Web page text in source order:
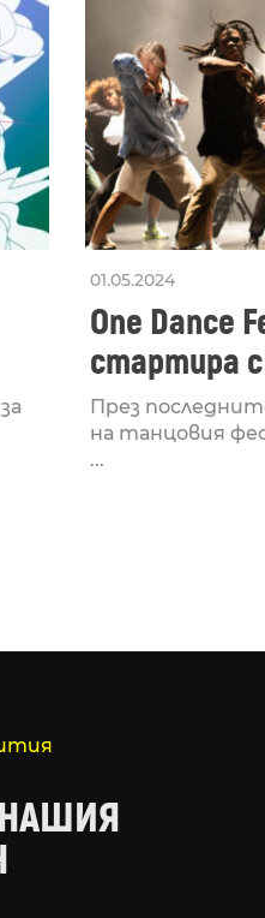
01.05.2024
One Dance
стартира
Lucid,
рейв
През
на танцовия
...